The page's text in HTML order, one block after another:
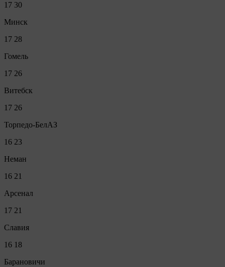
17 30
Минск
17 28
Гомель
17 26
Витебск
17 26
Торпедо-БелАЗ
16 23
Неман
16 21
Арсенал
17 21
Славия
16 18
Барановичи